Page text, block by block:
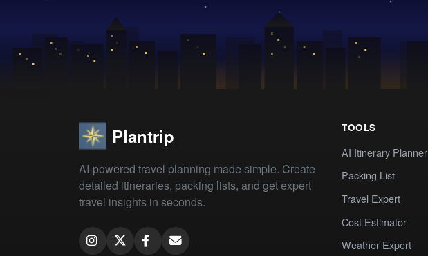
Plantrip
AI-powered travel planning made simple. Create
detailed itineraries, packing lists, and get expert
travel insights in seconds.
TOOLS
AI Itinerary Planner
Packing List
Travel Expert
Cost Estimator
Weather Expert